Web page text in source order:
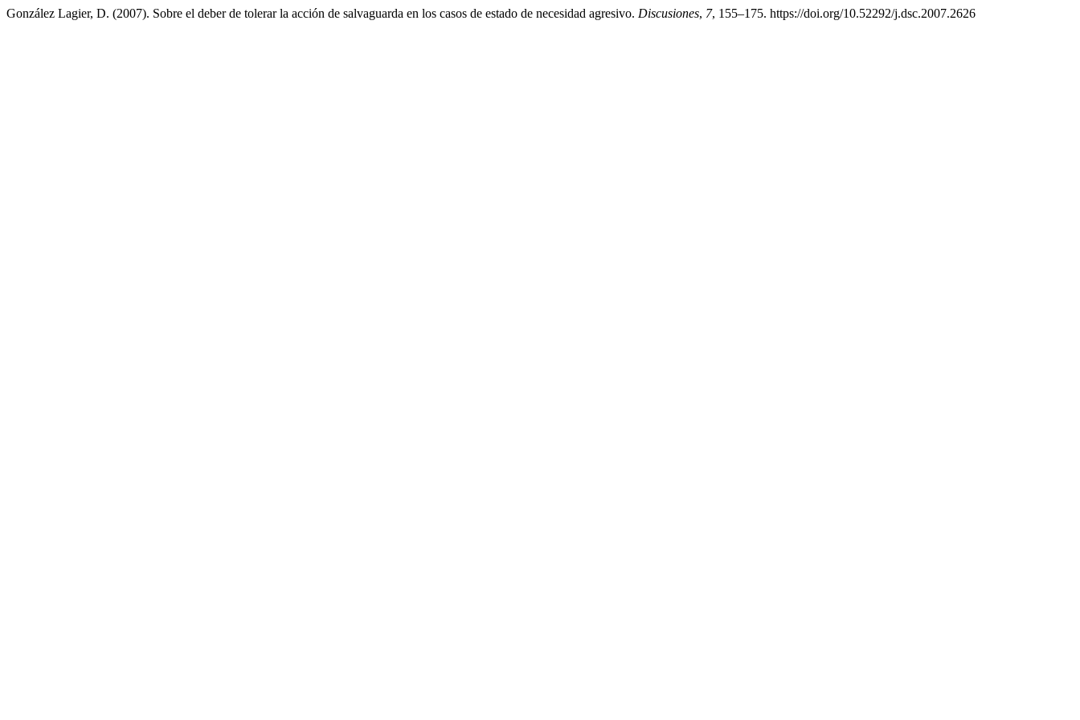
González Lagier, D. (2007). Sobre el deber de tolerar la acción de salvaguarda en los casos de estado de necesidad agresivo. Discusiones, 7, 155–175. https://doi.org/10.52292/j.dsc.2007.2626